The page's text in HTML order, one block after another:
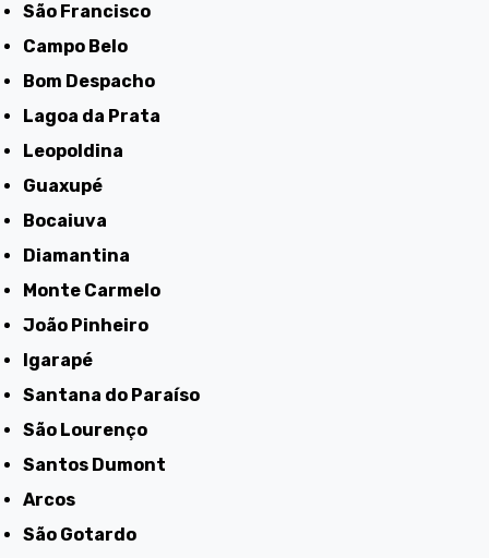
São Francisco
Campo Belo
Bom Despacho
Lagoa da Prata
Leopoldina
Guaxupé
Bocaiuva
Diamantina
Monte Carmelo
João Pinheiro
Igarapé
Santana do Paraíso
São Lourenço
Santos Dumont
Arcos
São Gotardo